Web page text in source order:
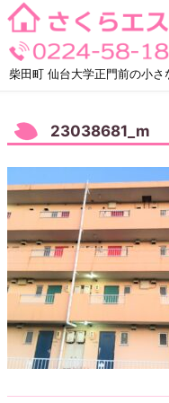
Skip
to
content
柴田町 仙台大学正門前の小さ
23038681_m